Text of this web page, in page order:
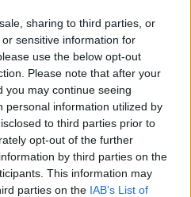
sharing to third parties, or
sensitive information for
use the below opt-out
Please note that after your
you may continue seeing
personal information utilized by
to third parties prior to
opt-out of the further
by third parties on the
This information may
parties on the IAB’s List of
vezetője, aki szerint
különösen óvatossá
gyártók, akik az
mindig a lassúbb
eszközök mellett